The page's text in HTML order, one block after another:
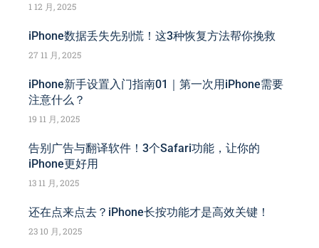
1 12 月, 2025
iPhone数据丢失先别慌！这3种恢复方法帮你挽救
27 11 月, 2025
iPhone新手设置入门指南01｜第一次用iPhone需要
注意什么？
19 11 月, 2025
告别广告与翻译软件！3个Safari功能，让你的
iPhone更好用
13 11 月, 2025
还在点来点去？iPhone长按功能才是高效关键！
23 10 月, 2025